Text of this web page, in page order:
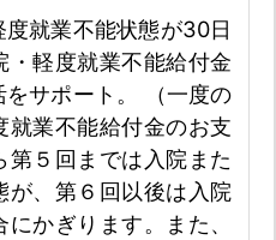
度就業不能状態が30日
・軽度就業不能給付金
サポート。 （一度の
就業不能給付金のお支
５回までは入院また
が、第６回以後は入院
かぎります。また、